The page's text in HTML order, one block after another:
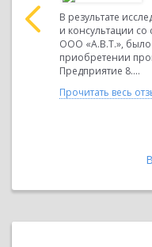
В результате
и консультации
ООО «А.В.Т.»,
приобретении
Предприятие 8....
Прочитать весь